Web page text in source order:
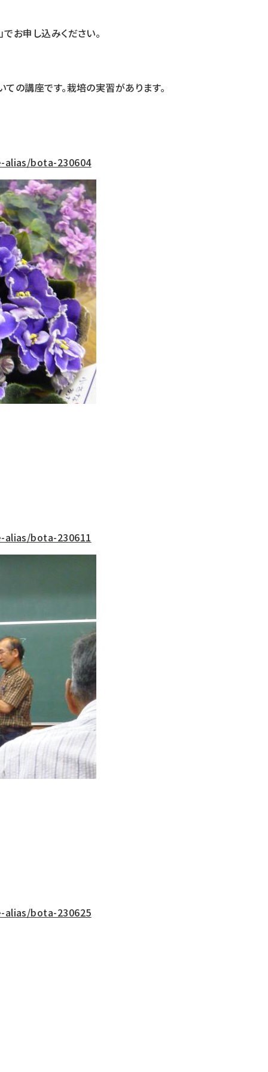
お申し込みください。
の講座です。栽培の実習があります。
bota-230604
bota-230611
bota-230625